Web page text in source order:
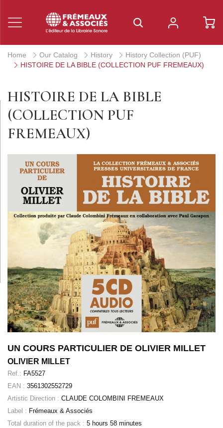
Home Our Catalog History
History Collection (PUF)
HISTOIRE DE LA BIBLE (COLLECTION PUF FREMEAUX)
HISTOIRE DE LA BIBLE
(COLLECTION PUF
FREMEAUX)
UN COURS PARTICULIER DE OLIVIER MILLET
OLIVIER MILLET
Ref.: FA5527
EAN : 3561302552729
Artistic Direction : CLAUDE COLOMBINI FREMEAUX
Label : Frémeaux & Associés
Total duration of the pack : 5 hours 58 minutes